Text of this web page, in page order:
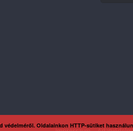
Oldalainkon HTTP-sütiket